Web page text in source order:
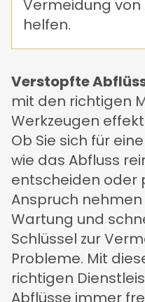
Vermeidung
helfen.
Verstopfte
mit den richtigen
Werkzeugen
Ob Sie sich für
wie das Abfluss
entscheiden oder
Anspruch
Wartung und
Schlüssel zur
Probleme. Mit
richtigen
Abflüsse immer